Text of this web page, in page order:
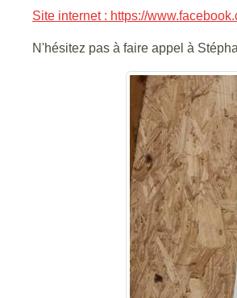
Site internet : https://
N'hésitez pas à faire appel à